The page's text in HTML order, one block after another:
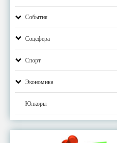
События
Соцсфера
Спорт
Экономика
Юнкоры